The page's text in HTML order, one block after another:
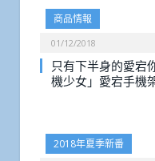
商品情報
01/12/2018
只有下半身的愛宕
機少女」愛宕手機
2018年夏季新番